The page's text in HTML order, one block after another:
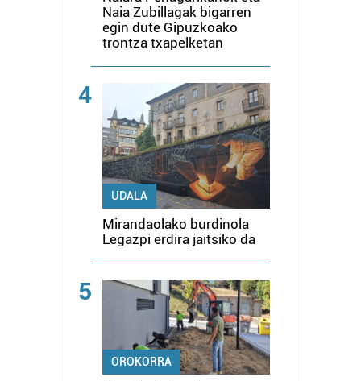
Naia Zubillagak bigarren
egin dute Gipuzkoako
trontza txapelketan
4
UDALA
Mirandaolako burdinola
Legazpi erdira jaitsiko da
5
OROKORRA